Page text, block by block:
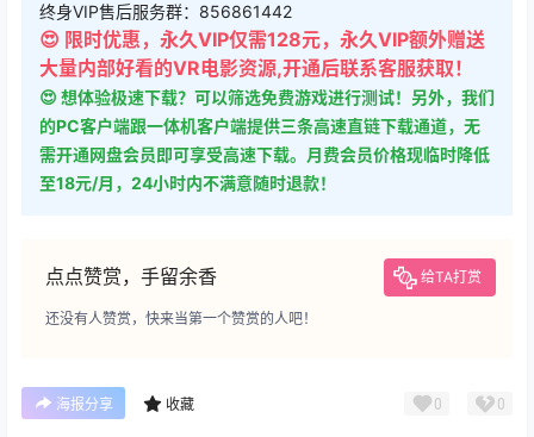
终身VIP售后服务群：856861442
😍 限时优惠，永久VIP仅需128元，永久VIP额外赠送
大量内部好看的VR电影资源,开通后联系客服获取！
😍 想体验极速下载？可以筛选免费游戏进行测试！另外，我们
的PC客户端跟一体机客户端提供三条高速直链下载通道，无
需开通网盘会员即可享受高速下载。月费会员价格现临时降低
至18元/月，24小时内不满意随时退款！
点点赞赏，手留余香 给TA打赏
还没有人赞赏，快来当第一个赞赏的人吧！
海报分享 收藏 0 0